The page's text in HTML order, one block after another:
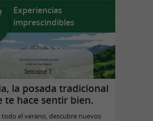
Experiencias
imprescindibles
la posada tradicional
te hace sentir bien.
el verano, descubre nuevos